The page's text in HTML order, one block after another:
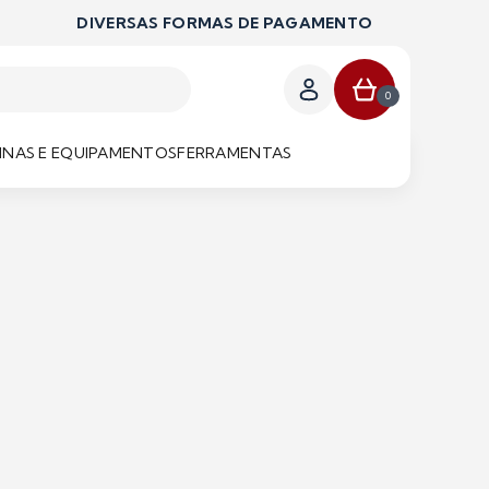
DIVERSAS FORMAS DE PAGAMENTO
0
E EQUIPAMENTOSFERRAMENTAS